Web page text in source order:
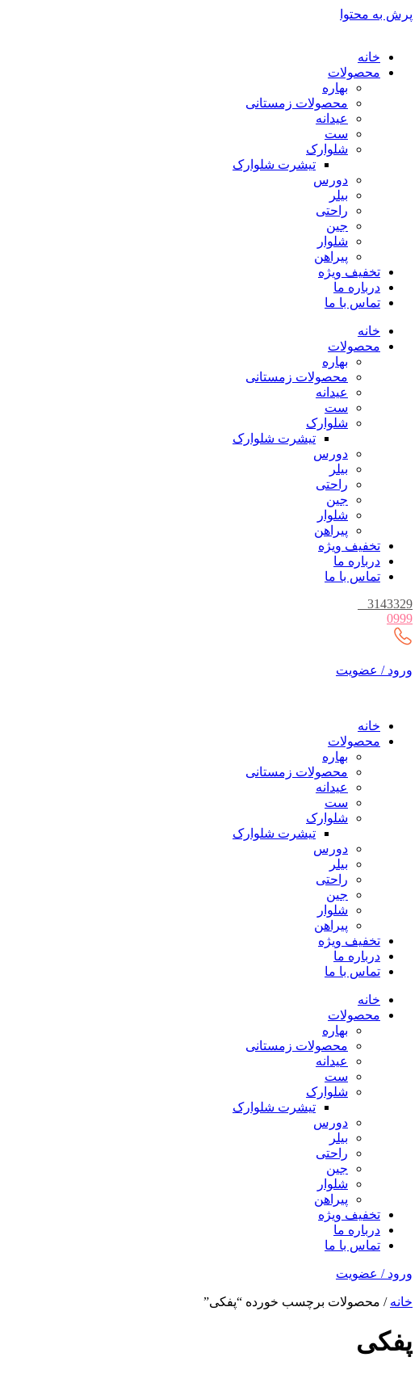
پرش به محتوا
خانه
محصولات
بهاره
محصولات زمستانی
عیدانه
ست
شلوارک
تیشرت شلوارک
دورس
بیلر
راحتی
جین
شلوار
پیراهن
تخفیف ویژه
درباره ما
تماس با ما
خانه
محصولات
بهاره
محصولات زمستانی
عیدانه
ست
شلوارک
تیشرت شلوارک
دورس
بیلر
راحتی
جین
شلوار
پیراهن
تخفیف ویژه
درباره ما
تماس با ما
3143329
0999
ورود / عضویت
خانه
محصولات
بهاره
محصولات زمستانی
عیدانه
ست
شلوارک
تیشرت شلوارک
دورس
بیلر
راحتی
جین
شلوار
پیراهن
تخفیف ویژه
درباره ما
تماس با ما
خانه
محصولات
بهاره
محصولات زمستانی
عیدانه
ست
شلوارک
تیشرت شلوارک
دورس
بیلر
راحتی
جین
شلوار
پیراهن
تخفیف ویژه
درباره ما
تماس با ما
ورود / عضویت
خانه / محصولات برچسب خورده “پفکی”
پفکی